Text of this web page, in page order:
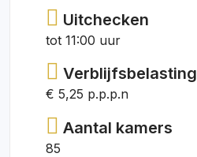
Uitchecken
tot 11:00 uur
Verblijfsbelasting
€ 5,25 p.p.p.n
Aantal kamers
85